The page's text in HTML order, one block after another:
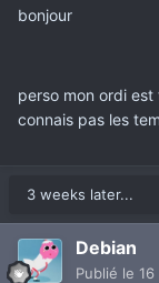
bonjour
perso mon ordi
connais pas les
3 weeks later...
Debian
Publié le